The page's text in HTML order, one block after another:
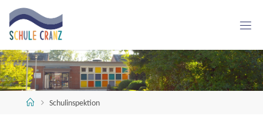
content
H
U
LE
C
RA
HomeSchulinspektion